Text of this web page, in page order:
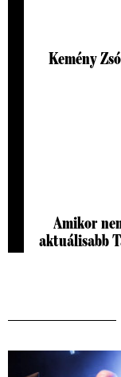
Kemény
Amikor
aktuálisabb